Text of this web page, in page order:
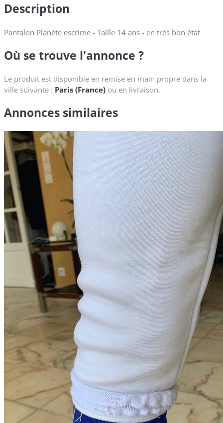
Description
Pantalon Planète escrime - Taille 14 ans - en très bon état
Où se trouve l'annonce ?
Le produit est disponible en remise en main propre dans la
ville suivante : Paris (France) ou en livraison.
Annonces similaires